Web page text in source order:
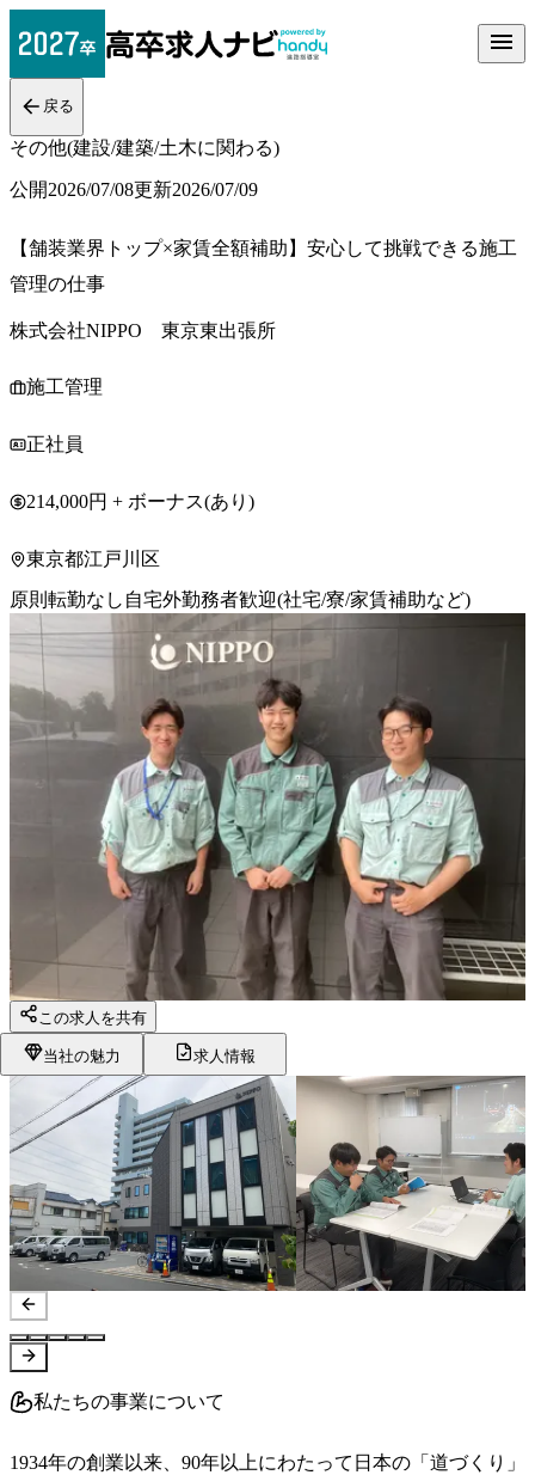
戻る
その他(建設/建築/土木に関わる)
公開2026/07/08更新2026/07/09
【舗装業界トップ×家賃全額補助】安心して挑戦できる施工
管理の仕事
株式会社NIPPO 東京東出張所
施工管理
正社員
214,000円 + ボーナス(あり)
東京都江戸川区
原則転勤なし 自宅外勤務者歓迎(社宅/寮/家賃補助など)
この求人を共有
当社の魅力 求人情報
私たちの事業について
1934年の創業以来、90年以上にわたって日本の「道づくり」